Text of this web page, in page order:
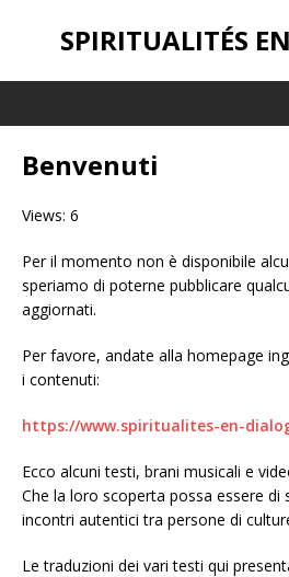
SPIRITUALITÉS
Benvenuti
Views: 6
Per il momento non è disponibile
speriamo di poterne pubblicare
aggiornati.
Per favore, andate alla homepage
i contenuti:
https://www.spiritualites-en-
Ecco alcuni testi, brani musicali e
Che la loro scoperta possa essere
incontri autentici tra persone di
Le traduzioni dei vari testi qui